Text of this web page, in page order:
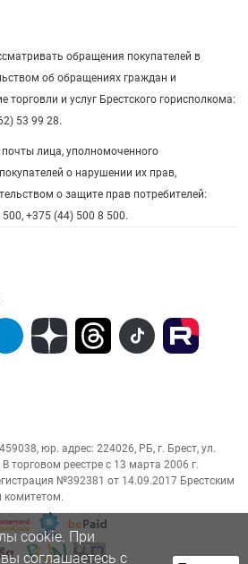
обращения покупателей в
об обращениях граждан и
торговли и услуг Брестского горисполкома:
53 99 28.
лица, уполномоченного
о нарушении их прав,
о защите прав потребителей:
+375 (44) 500 8 500.
юр. адрес: 224026, РБ, г. Брест, ул.
торговом реестре с 13 марта 2006 г.
№392381 от 14.09.2017 Брестским
комитетом.
cookie. При
соглашаетесь с